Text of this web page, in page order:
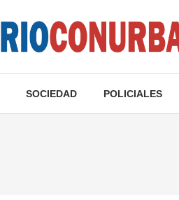
SOCIEDAD POLICIALES